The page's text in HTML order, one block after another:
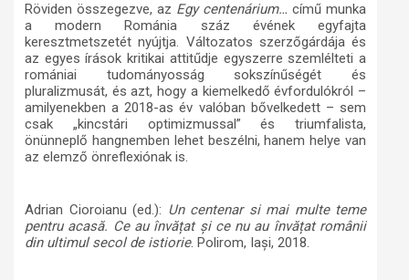
Röviden összegezve, az Egy centenárium… című munka
a modern Románia száz évének egyfajta
keresztmetszetét nyújtja. Változatos szerzőgárdája és
az egyes írások kritikai attitűdje egyszerre szemlélteti a
romániai tudományosság sokszínűségét és
pluralizmusát, és azt, hogy a kiemelkedő évfordulókról –
amilyenekben a 2018-as év valóban bővelkedett – sem
csak „kincstári optimizmussal” és triumfalista,
önünneplő hangnemben lehet beszélni, hanem helye van
az elemző önreflexiónak is.
Adrian Cioroianu (ed.): Un centenar si mai multe teme
pentru acasă. Ce au învățat și ce nu au învățat românii
din ultimul secol de istiorie. Polirom, Iași, 2018.